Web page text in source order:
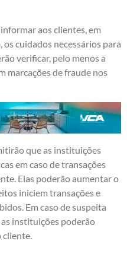
aos clientes, em
cuidados necessários para
verificar, pelo menos a
marcações de fraude nos
que as instituições
em caso de transações
Elas poderão aumentar o
iniciem transações e
Em caso de suspeita
instituições poderão
cliente.